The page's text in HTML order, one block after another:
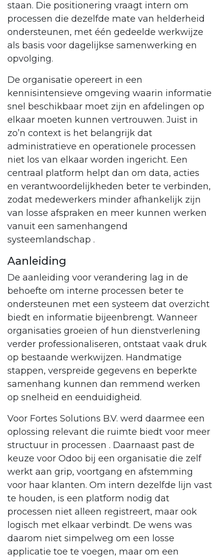
staan. Die positionering vraagt intern om
processen die dezelfde mate van helderheid
ondersteunen, met één gedeelde werkwijze
als basis voor dagelijkse samenwerking en
opvolging.
De organisatie opereert in een
kennisintensieve omgeving waarin informatie
snel beschikbaar moet zijn en afdelingen op
elkaar moeten kunnen vertrouwen. Juist in
zo’n context is het belangrijk dat
administratieve en operationele processen
niet los van elkaar worden ingericht. Een
centraal platform helpt dan om data, acties
en verantwoordelijkheden beter te verbinden,
zodat medewerkers minder afhankelijk zijn
van losse afspraken en meer kunnen werken
vanuit een samenhangend
systeemlandschap .
Aanleiding
De aanleiding voor verandering lag in de
behoefte om interne processen beter te
ondersteunen met een systeem dat overzicht
biedt en informatie bijeenbrengt. Wanneer
organisaties groeien of hun dienstverlening
verder professionaliseren, ontstaat vaak druk
op bestaande werkwijzen. Handmatige
stappen, verspreide gegevens en beperkte
samenhang kunnen dan remmend werken
op snelheid en eenduidigheid.
Voor Fortes Solutions B.V. werd daarmee een
oplossing relevant die ruimte biedt voor meer
structuur in processen . Daarnaast past de
keuze voor Odoo bij een organisatie die zelf
werkt aan grip, voortgang en afstemming
voor haar klanten. Om intern dezelfde lijn vast
te houden, is een platform nodig dat
processen niet alleen registreert, maar ook
logisch met elkaar verbindt. De wens was
daarom niet simpelweg om een losse
applicatie toe te voegen, maar om een